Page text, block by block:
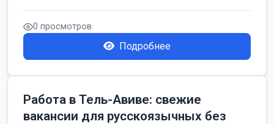
Работа в Нетании на мебельном производстве:
требу...
0 просмотров
Подробнее
Работа в Тель-Авиве: свежие
вакансии для русскоязычных без